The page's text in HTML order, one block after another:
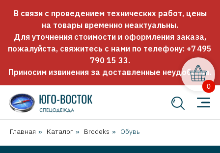
В связи с проведением технических работ, цены
на товары временно неактуальны.
Для уточнения стоимости и оформления заказа,
пожалуйста, свяжитесь с нами по телефону: +7 495
790 15 33.
Приносим извинения за доставленные неудобства.
Главная » Каталог » Brodeks » Обувь
0